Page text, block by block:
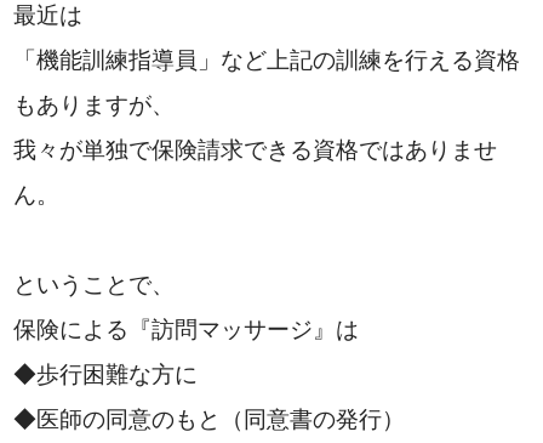
最近は
「機能訓練指導員」など上記の訓練を行える資格
もありますが、
我々が単独で保険請求できる資格ではありませ
ん。
ということで、
保険による『訪問マッサージ』は
◆歩行困難な方に
◆医師の同意のもと（同意書の発行）